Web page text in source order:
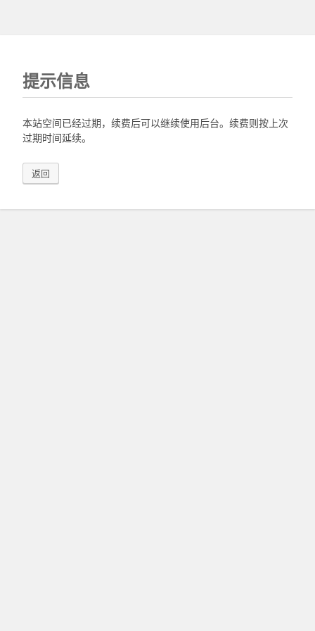
提示信息
本站空间已经过期，续费后可以继续使用后台。续费则按上次
过期时间延续。
返回